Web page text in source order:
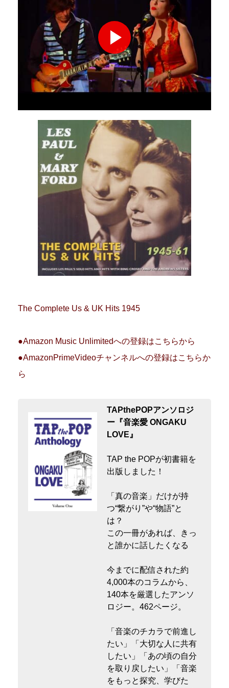
The Complete Us & UK Hits 1945
●Amazon Music Unlimitedへの登録はこちらから
●AmazonPrimeVideoチャンネルへの登録はこちらか
ら
TAPthePOPアンソロジ
ー『音楽愛 ONGAKU
LOVE』
TAP the POPが初書籍を
出版しました！
「真の音楽」だけが持
つ“繋がり”や“物語”と
は？
この一冊があれば、きっ
と誰かに話したくなる
今までに配信された約
4,000本のコラムから、
140本を厳選したアンソ
ロジー。462ページ。
「音楽のチカラで前進し
たい」「大切な人に共有
したい」「あの頃の自分
を取り戻したい」「音楽
をもっと探究、学びた